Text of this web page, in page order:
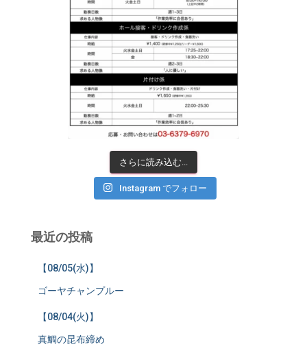
さらに読み込む...
Instagram でフォロー
最近の投稿
【08/05(水)】
ゴーヤチャンプルー
【08/04(火)】
真鯛の昆布締め